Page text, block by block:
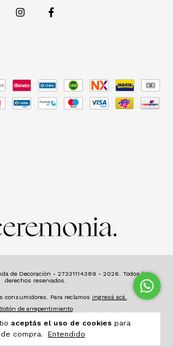
aceptás el uso de cookies para
compra.
Entendido
de Decoración - 27331114389 - 2026. Todos los
derechos reservados.
consumidores. Para reclamos ingresá acá.
Botón de arrepentimiento